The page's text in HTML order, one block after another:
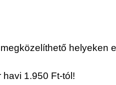
helyeken
1.950 Ft-tól!